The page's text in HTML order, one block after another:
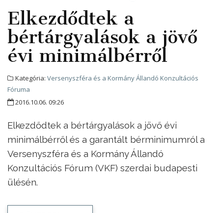
Elkezdődtek a
bértárgyalások a jövő
évi minimálbérről
Kategória: Versenyszféra és a Kormány Állandó Konzultációs
Fóruma
2016.10.06. 09:26
Elkezdődtek a bértárgyalások a jövő évi
minimálbérről és a garantált bérminimumról a
Versenyszféra és a Kormány Állandó
Konzultációs Fórum (VKF) szerdai budapesti
ülésén.